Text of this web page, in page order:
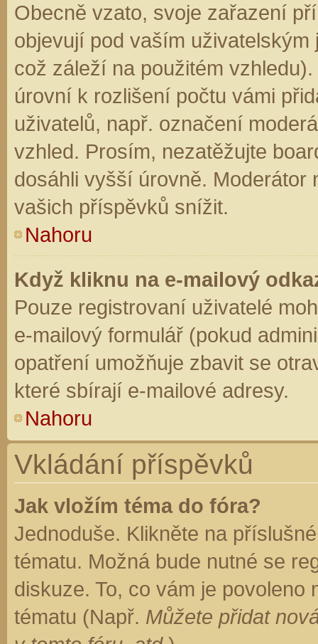
Obecně vzato, svoje zařazení
objevují pod vaším
což záleží na použitém
úrovní k rozlišení počtu vámi
uživatelů, např. označení
vzhled. Prosím, nezatěžujte
dosáhli vyšší úrovně. Moderátor
vašich příspěvků snížit.
Nahoru
Když kliknu na e-mailový
Pouze registrovaní uživatelé
e-mailový formulář (pokud
opatření umožňuje zbavit se
které sbírají e-mailové adresy.
Nahoru
Vkládání příspěvků
Jak vložím téma do fóra?
Jednoduše. Klikněte na
tématu. Možná bude nutné se
diskuze. To, co vám je
tématu (Např. Můžete přidat